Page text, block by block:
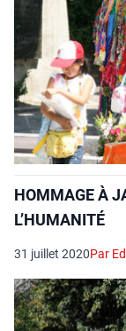
HOMMAGE À
L’HUMANITÉ
31 juillet 2020Par